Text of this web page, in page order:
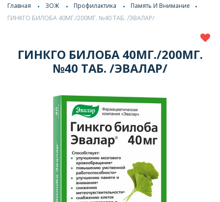
Главная ЗОЖ Профилактика
Память И Внимание
ГИНКГО БИЛОБА 40МГ./200МГ. №40 ТАБ. /ЭВАЛАР/
ГИНКГО БИЛОБА 40МГ./200МГ.
№40 ТАБ. /ЭВАЛАР/